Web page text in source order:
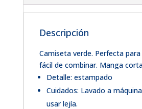
Descripción
Camiseta verde. Perfecta
fácil de combinar. Manga
Detalle: estampado
Cuidados: Lavado a
usar lejía.